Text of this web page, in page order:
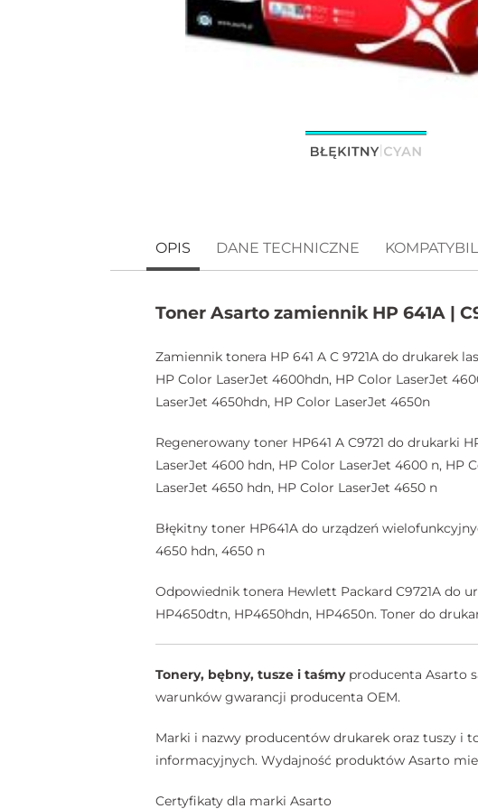
OPIS DANE TECHNICZNE
Toner Asarto zamiennik HP 641A |
Zamiennik tonera HP 641 A C 9721A do drukarek
HP Color LaserJet 4600hdn, HP Color LaserJet
LaserJet 4650hdn, HP Color LaserJet 4650n
Regenerowany toner HP641 A C9721 do drukarki
LaserJet 4600 hdn, HP Color LaserJet 4600 n, HP
LaserJet 4650 hdn, HP Color LaserJet 4650 n
Błękitny toner HP641A do urządzeń
4650 hdn, 4650 n
Odpowiednik tonera Hewlett Packard C9721A do
HP4650dtn, HP4650hdn, HP4650n. Toner do
Tonery, bębny, tusze i taśmyproducenta Asarto
warunków gwarancji producenta OEM.
Marki i nazwy producentów drukarek oraz tuszy i
informacyjnych. Wydajność produktów Asarto
Certyfikaty dla marki Asarto